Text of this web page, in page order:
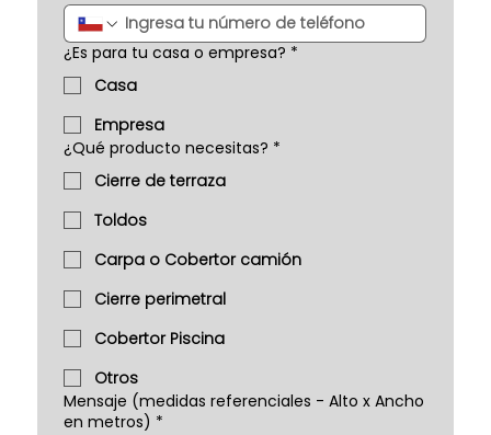
¿Es para tu casa o empresa? *
Casa
Empresa
¿Qué producto necesitas? *
Cierre de terraza
Toldos
Carpa o Cobertor camión
Cierre perimetral
Cobertor Piscina
Otros
Mensaje (medidas referenciales - Alto x Ancho
en metros) *